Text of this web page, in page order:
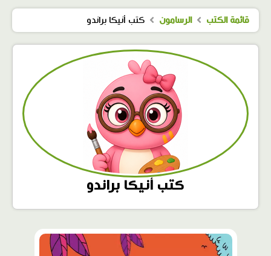
قائمة الكتب الرسامون كتب أنيكا براندو
كتب أنيكا براندو
محتوى
مميّز